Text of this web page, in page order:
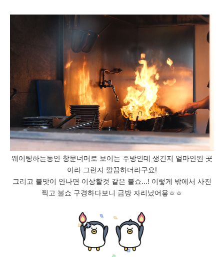
웨이팅하는동안 창문너머로 보이는 주방인데 생긴지 얼마안된 곳
이라 그런지 깔끔하더라구요!
그리고 불맛이 안나면 이상할것 같은 불쇼...! 이렇게 밖에서 사진
찍고 불쇼 구경하다보니 금방 자리났어욯ㅎㅎ